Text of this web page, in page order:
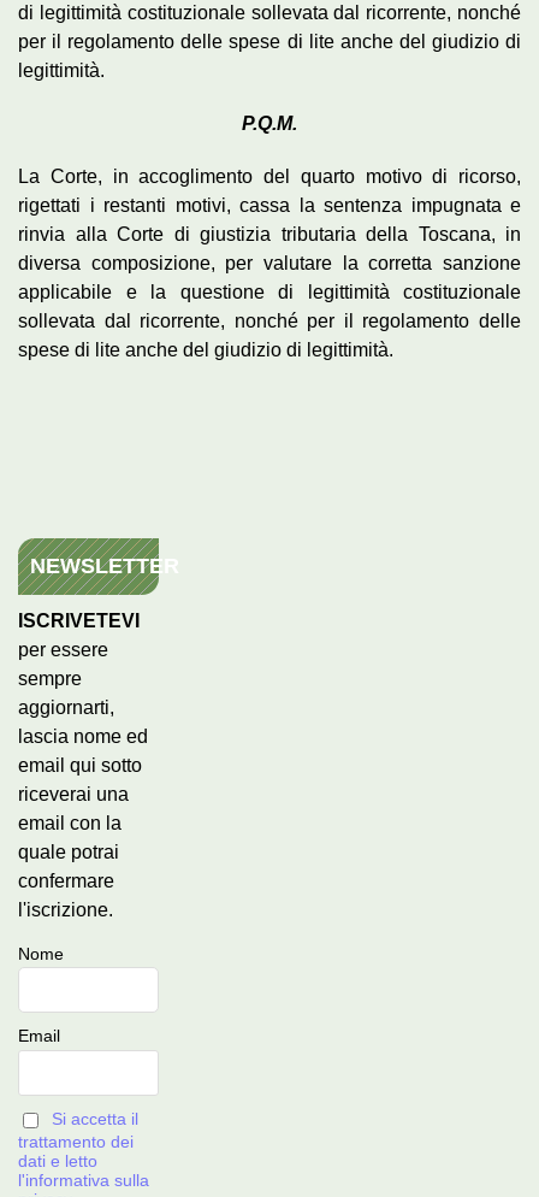
di legittimità costituzionale sollevata dal ricorrente, nonché
per il regolamento delle spese di lite anche del giudizio di
legittimità.
P.Q.M.
La Corte, in accoglimento del quarto motivo di ricorso,
rigettati i restanti motivi, cassa la sentenza impugnata e
rinvia alla Corte di giustizia tributaria della Toscana, in
diversa composizione, per valutare la corretta sanzione
applicabile e la questione di legittimità costituzionale
sollevata dal ricorrente, nonché per il regolamento delle
spese di lite anche del giudizio di legittimità.
NEWSLETTER
ISCRIVETEVI
per essere
sempre
aggiornarti,
lascia nome ed
email qui sotto
riceverai una
email con la
quale potrai
confermare
l'iscrizione.
Nome
Email
Si accetta il
trattamento dei
dati e letto
l'informativa sulla